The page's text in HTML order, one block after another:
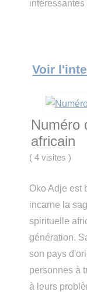
Voir
Numéro
africain
( 4 visites)
Oko Adje est
incarne la
spirituelle
génération.
son pays
personnes à
à leurs